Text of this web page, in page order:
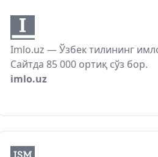
Imlo.uz — Ўзбек тилининг
Сайтда 85 000 ортиқ сўз бор.
imlo.uz